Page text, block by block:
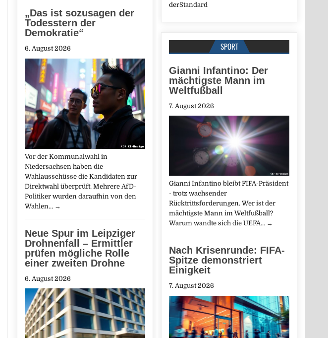
derStandard
SPORT
Gianni Infantino: Der
mächtigste Mann im
Weltfußball
7. August 2026
Gianni Infantino bleibt FIFA-Präsident
- trotz wachsender
Rücktrittsforderungen. Wer ist der
mächtigste Mann im Weltfußball?
Warum wandte sich die UEFA… →
Nach Krisenrunde: FIFA-
Spitze demonstriert
Einigkeit
7. August 2026
„Das ist sozusagen der
Todesstern der
Demokratie“
6. August 2026
Vor der Kommunalwahl in
Niedersachsen haben die
Wahlausschüsse die Kandidaten zur
Direktwahl überprüft. Mehrere AfD-
Politiker wurden daraufhin von den
Wahlen… →
Neue Spur im Leipziger
Drohnenfall – Ermittler
prüfen mögliche Rolle
einer zweiten Drohne
6. August 2026